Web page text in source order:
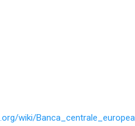
wiki/Banca_centrale_europea